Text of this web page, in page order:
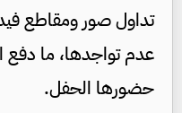
تداول صور ومقاطع
عدم تواجدها، ما
حضورها الحفل.